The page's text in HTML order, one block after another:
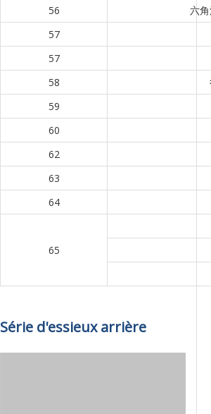
56
六
57
57
58
59
60
62
63
64
65
Série d'essieux arrière